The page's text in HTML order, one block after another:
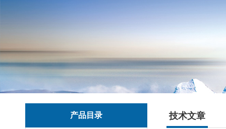
产品目录 技术文章